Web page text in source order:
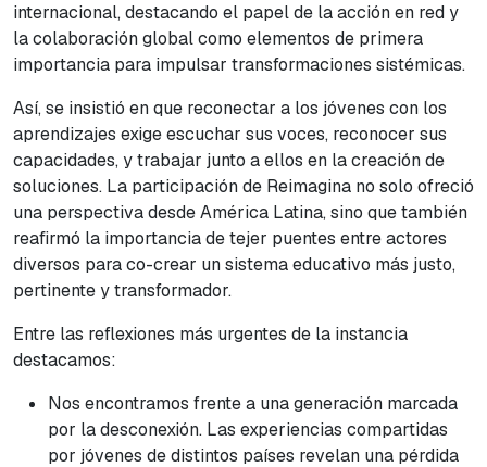
internacional, destacando el papel de la acción en red y
la colaboración global como elementos de primera
importancia para impulsar transformaciones sistémicas.
Así, se insistió en que reconectar a los jóvenes con los
aprendizajes exige escuchar sus voces, reconocer sus
capacidades, y trabajar junto a ellos en la creación de
soluciones. La participación de Reimagina no solo ofreció
una perspectiva desde América Latina, sino que también
reafirmó la importancia de tejer puentes entre actores
diversos para co-crear un sistema educativo más justo,
pertinente y transformador.
Entre las reflexiones más urgentes de la instancia
destacamos:
Nos encontramos frente a una generación marcada
por la desconexión. Las experiencias compartidas
por jóvenes de distintos países revelan una pérdida